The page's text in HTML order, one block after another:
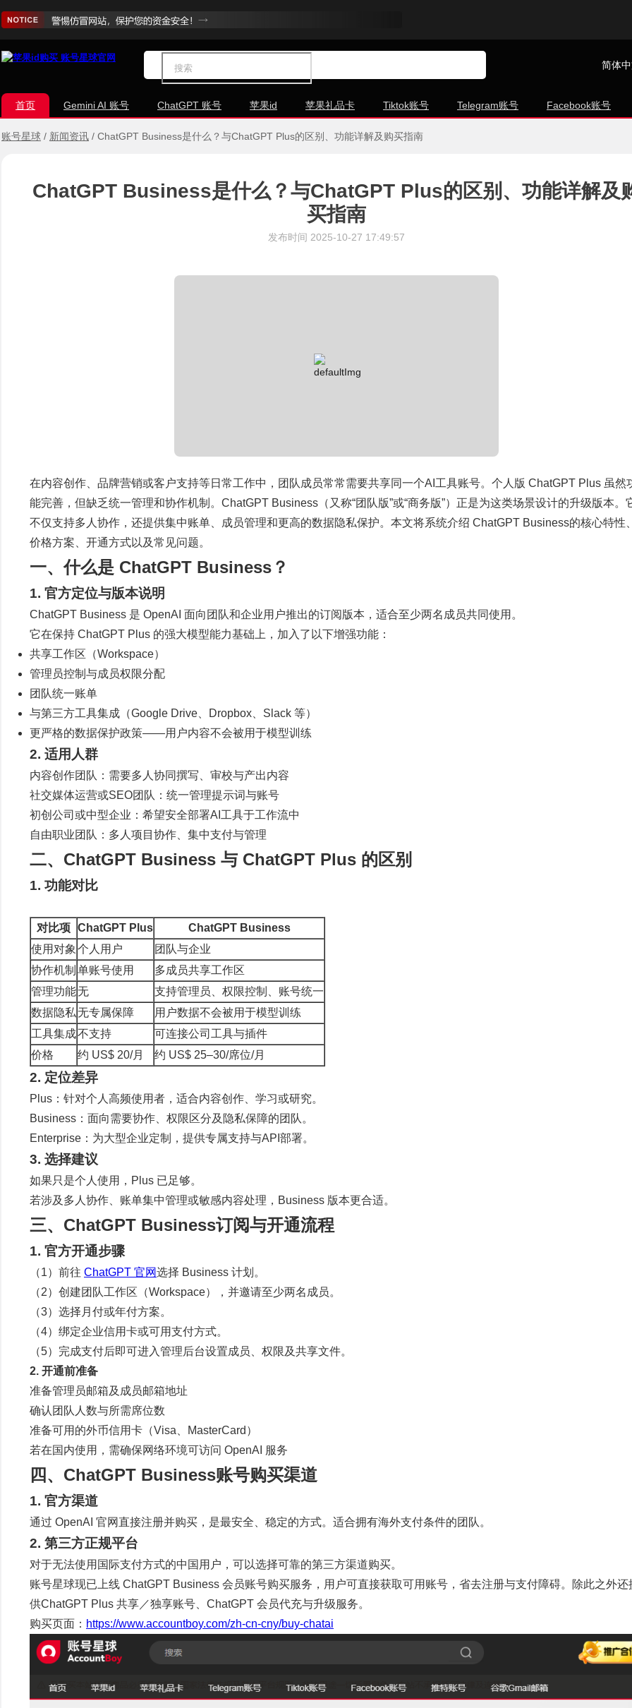
简体
首页 Gemini AI 账号 ChatGPT 账号 苹果id 苹果礼品卡 Tiktok账号 Telegram账号 Facebook账号
账号星球 / 新闻资讯 / ChatGPT Business是什么？与ChatGPT Plus的区别、功能详解及购买指南
ChatGPT Business是什么？与ChatGPT Plus的区别、功能详解及
买指南
发布时间 2025-10-27 17:49:57
在内容创作、品牌营销或客户支持等日常工作中，团队成员常常需要共享同一个AI工具账号。个人版 ChatGPT Plus 虽然
能完善，但缺乏统一管理和协作机制。ChatGPT Business（又称“团队版”或“商务版”）正是为这类场景设计的升级版本。
不仅支持多人协作，还提供集中账单、成员管理和更高的数据隐私保护。本文将系统介绍 ChatGPT Business的核心特性
价格方案、开通方式以及常见问题。
一、什么是 ChatGPT Business？
1. 官方定位与版本说明
ChatGPT Business 是 OpenAI 面向团队和企业用户推出的订阅版本，适合至少两名成员共同使用。
它在保持 ChatGPT Plus 的强大模型能力基础上，加入了以下增强功能：
共享工作区（Workspace）
管理员控制与成员权限分配
团队统一账单
与第三方工具集成（Google Drive、Dropbox、Slack 等）
更严格的数据保护政策——用户内容不会被用于模型训练
2. 适用人群
内容创作团队：需要多人协同撰写、审校与产出内容
社交媒体运营或SEO团队：统一管理提示词与账号
初创公司或中型企业：希望安全部署AI工具于工作流中
自由职业团队：多人项目协作、集中支付与管理
二、ChatGPT Business 与 ChatGPT Plus 的区别
1. 功能对比
对比项 ChatGPT Plus
ChatGPT Business
使用对象 个人用户
团队与企业
协作机制 单账号使用
多成员共享工作区
管理功能无
支持管理员、权限控制、账号统一
数据隐私无专属保障
用户数据不会被用于模型训练
工具集成不支持
可连接公司工具与插件
价格
约 US$ 20/月 约 US$ 25–30/席位/月
2. 定位差异
Plus：针对个人高频使用者，适合内容创作、学习或研究。
Business：面向需要协作、权限区分及隐私保障的团队。
Enterprise：为大型企业定制，提供专属支持与API部署。
3. 选择建议
如果只是个人使用，Plus 已足够。
若涉及多人协作、账单集中管理或敏感内容处理，Business 版本更合适。
三、ChatGPT Business订阅与开通流程
1. 官方开通步骤
（1）前往 ChatGPT 官网选择 Business 计划。
（2）创建团队工作区（Workspace），并邀请至少两名成员。
（3）选择月付或年付方案。
（4）绑定企业信用卡或可用支付方式。
（5）完成支付后即可进入管理后台设置成员、权限及共享文件。
2. 开通前准备
准备管理员邮箱及成员邮箱地址
确认团队人数与所需席位数
准备可用的外币信用卡（Visa、MasterCard）
若在国内使用，需确保网络环境可访问 OpenAI 服务
四、ChatGPT Business账号购买渠道
1. 官方渠道
通过 OpenAI 官网直接注册并购买，是最安全、稳定的方式。适合拥有海外支付条件的团队。
2. 第三方正规平台
对于无法使用国际支付方式的中国用户，可以选择可靠的第三方渠道购买。
账号星球现已上线 ChatGPT Business 会员账号购买服务，用户可直接获取可用账号，省去注册与支付障碍。除此之外还
供ChatGPT Plus 共享／独享账号、 ChatGPT 会员代充与升级服务。
购买页面： https://www.accountboy.com/zh-cn-cny/buy-chatai